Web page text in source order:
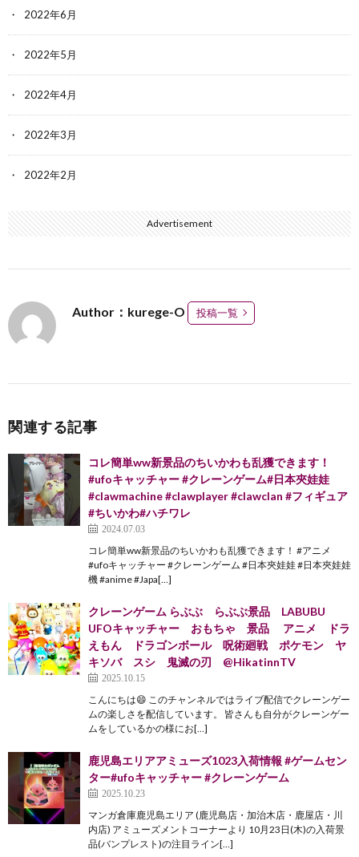
2022年6月
2022年5月
2022年4月
2022年3月
2022年2月
Advertisement
Author：kurege-O 投稿一覧
関連する記事
コレ簡単ww新景品のちいかわも乱獲できます！
#ufoキャッチャー #クレーンゲーム#日本夾娃娃
#clawmachine #clawplayer #clawclan #フィギュア
#ちいかわ#ハチワレ
2024.07.03
コレ簡単ww新景品のちいかわも乱獲できます！ #アニメ
#ufoキャッチャー #クレーンゲーム #日本夾娃娃 #日本夾娃娃
機 #anime #Japa[…]
クレーンゲーム らぶぶ らぶぶ景品 LABUBU
UFOキャッチャー おもちゃ 景品 アニメ ドラ
えもん ドラゴンボール 呪術廻戦 ポケモン ヤ
キソバ スシ 鬼滅の刃 @HikatinnTV
2025.10.15
こんにちは😄 このチャンネルではライブ配信でクレーンゲー
ムの楽しさを配信しています。 皆さんも自分がクレーンゲー
ムをしているかの様にお[…]
鹿児島エリアアミューズ1023入荷情報 #ゲームセン
ター#ufoキャッチャー #クレーンゲーム
2025.10.23
マンガ倉庫鹿児島エリア (鹿児島店・加治木店・鹿屋店・川
内店) アミューズメントコーナーより 10月23日(木)の入荷景
品(バンプレスト)の注目ライン[…]